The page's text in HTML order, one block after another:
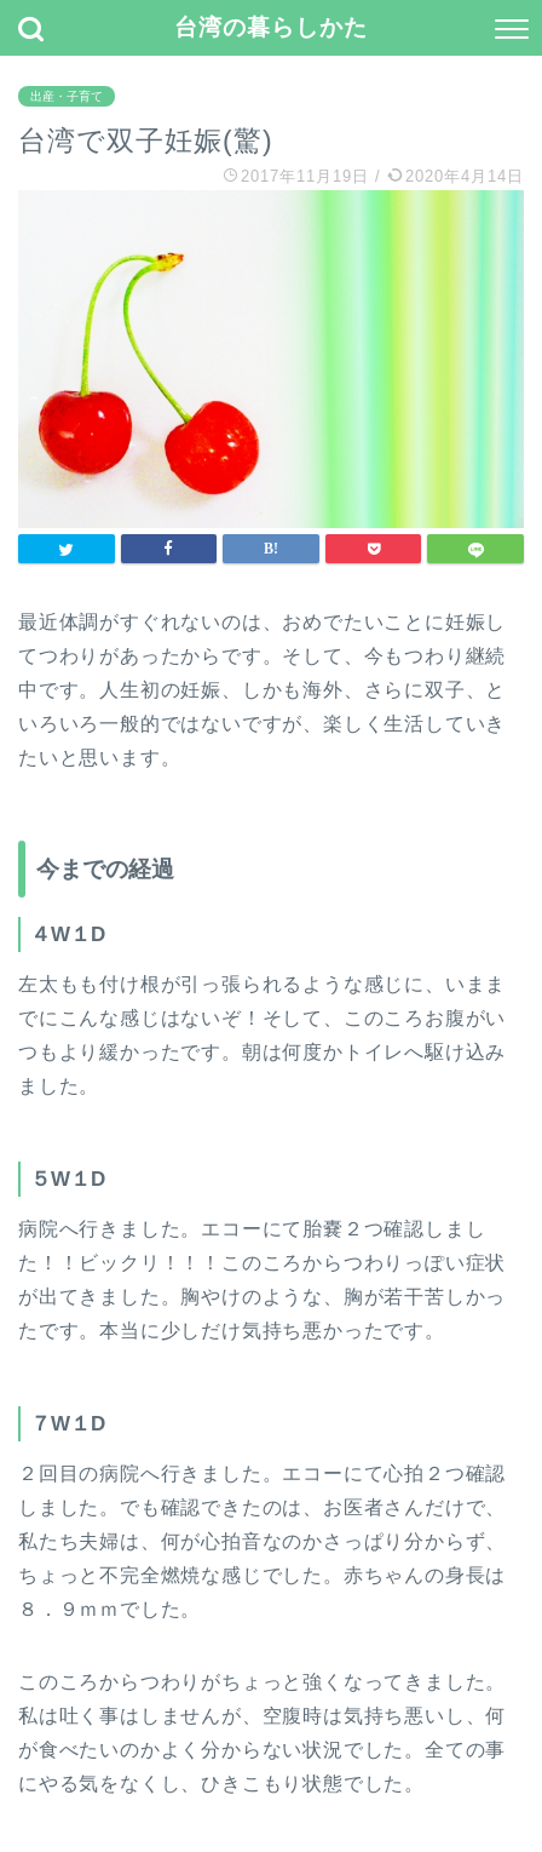
台湾の暮らしかた
出産・子育て
台湾で双子妊娠(驚)
2017年11月19日 / 2020年4月14日
最近体調がすぐれないのは、おめでたいことに妊娠し
てつわりがあったからです。そして、今もつわり継続
中です。人生初の妊娠、しかも海外、さらに双子、と
いろいろ一般的ではないですが、楽しく生活していき
たいと思います。
今までの経過
４W１D
左太もも付け根が引っ張られるような感じに、いまま
でにこんな感じはないぞ！そして、このころお腹がい
つもより緩かったです。朝は何度かトイレへ駆け込み
ました。
５W１D
病院へ行きました。エコーにて胎嚢２つ確認しまし
た！！ビックリ！！！このころからつわりっぽい症状
が出てきました。胸やけのような、胸が若干苦しかっ
たです。本当に少しだけ気持ち悪かったです。
７W１D
２回目の病院へ行きました。エコーにて心拍２つ確認
しました。でも確認できたのは、お医者さんだけで、
私たち夫婦は、何が心拍音なのかさっぱり分からず、
ちょっと不完全燃焼な感じでした。赤ちゃんの身長は
８．９ｍｍでした。
このころからつわりがちょっと強くなってきました。
私は吐く事はしませんが、空腹時は気持ち悪いし、何
が食べたいのかよく分からない状況でした。全ての事
にやる気をなくし、ひきこもり状態でした。